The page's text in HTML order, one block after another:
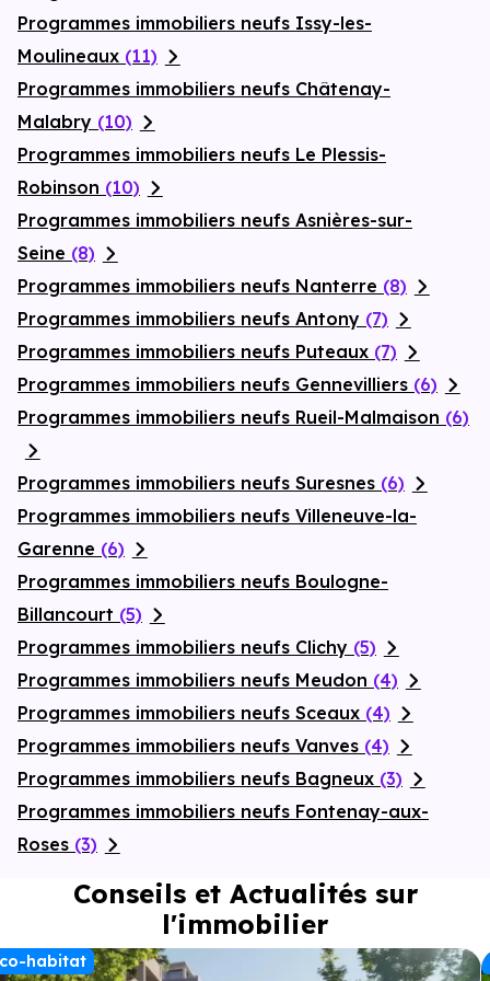
Programmes immobiliers neufs Issy-les-
Moulineaux (11)
Programmes immobiliers neufs Châtenay-
Malabry (10)
Programmes immobiliers neufs Le Plessis-
Robinson (10)
Programmes immobiliers neufs Asnières-sur-
Seine (8)
Programmes immobiliers neufs Nanterre (8)
Programmes immobiliers neufs Antony (7)
Programmes immobiliers neufs Puteaux (7)
Programmes immobiliers neufs Gennevilliers (6)
Programmes immobiliers neufs Rueil-Malmaison (6)
Programmes immobiliers neufs Suresnes (6)
Programmes immobiliers neufs Villeneuve-la-
Garenne (6)
Programmes immobiliers neufs Boulogne-
Billancourt (5)
Programmes immobiliers neufs Clichy (5)
Programmes immobiliers neufs Meudon (4)
Programmes immobiliers neufs Sceaux (4)
Programmes immobiliers neufs Vanves (4)
Programmes immobiliers neufs Bagneux (3)
Programmes immobiliers neufs Fontenay-aux-
Roses (3)
Conseils et Actualités sur
l'immobilier
habitat